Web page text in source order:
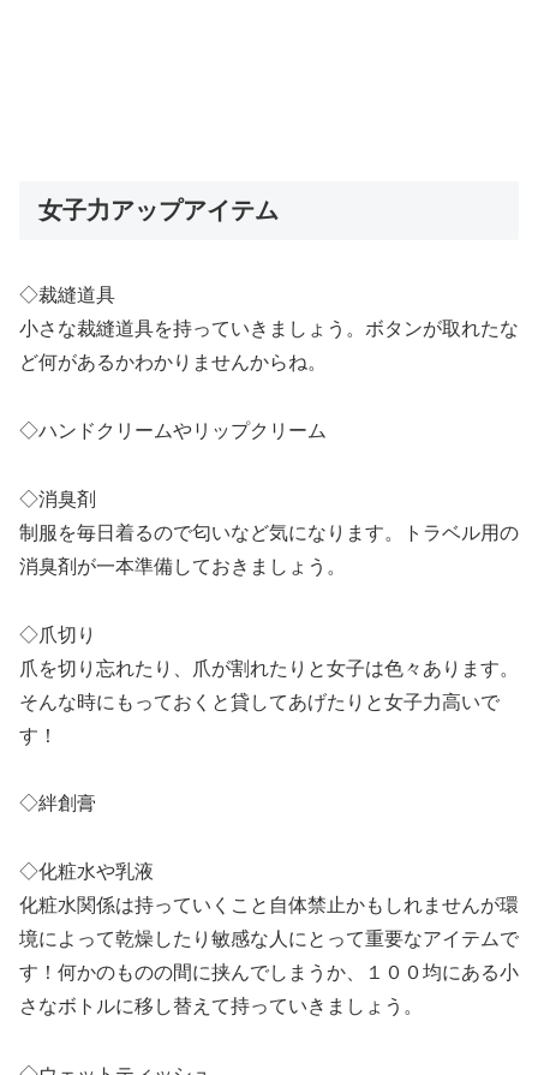
女子力アップアイテム
◇裁縫道具
小さな裁縫道具を持っていきましょう。ボタンが取れたな
ど何があるかわかりませんからね。
◇ハンドクリームやリップクリーム
◇消臭剤
制服を毎日着るので匂いなど気になります。トラベル用の
消臭剤が一本準備しておきましょう。
◇爪切り
爪を切り忘れたり、爪が割れたりと女子は色々あります。
そんな時にもっておくと貸してあげたりと女子力高いで
す！
◇絆創膏
◇化粧水や乳液
化粧水関係は持っていくこと自体禁止かもしれませんが環
境によって乾燥したり敏感な人にとって重要なアイテムで
す！何かのものの間に挟んでしまうか、１００均にある小
さなボトルに移し替えて持っていきましょう。